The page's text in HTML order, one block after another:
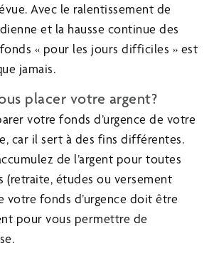
Avec le ralentissement de
et la hausse continue des
« pour les jours difficiles » est
jamais.
placer votre argent?
votre fonds d’urgence de votre
car il sert à des fins différentes.
de l’argent pour toutes
(retraite, études ou versement
votre fonds d’urgence doit être
pour vous permettre de